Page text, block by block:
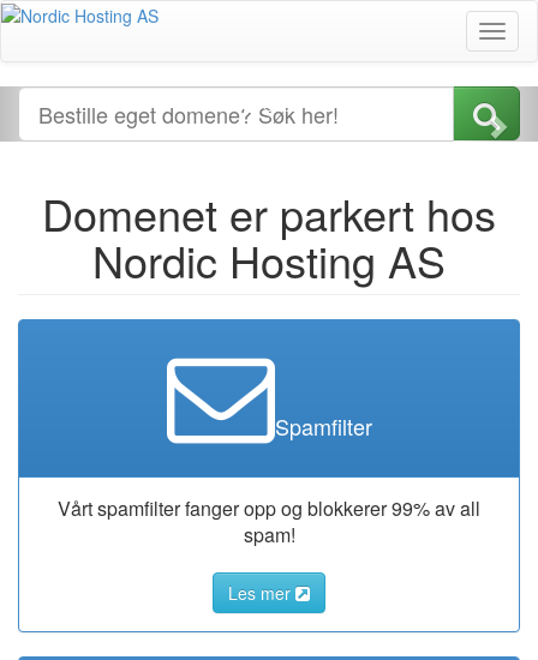
Domenet er parkert hos
Nordic Hosting AS
Spamfilter
Vårt spamfilter fanger opp og blokkerer 99% av all
spam!
Les mer